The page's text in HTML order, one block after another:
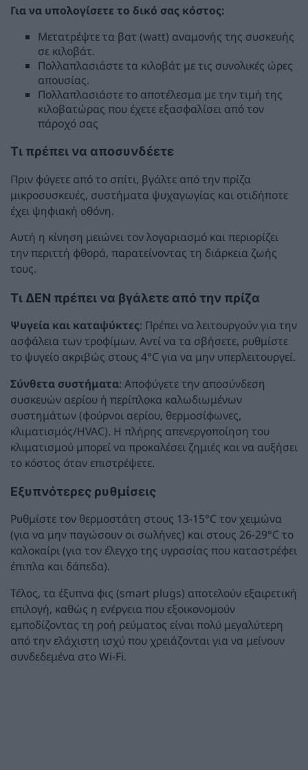
Για να υπολογίσετε το δικό σας κόστος:
Μετατρέψτε τα βατ (watt) αναμονής της συσκευής
σε κιλοβάτ.
Πολλαπλασιάστε τα κιλοβάτ με τις συνολικές ώρες
απουσίας.
Πολλαπλασιάστε το αποτέλεσμα με την τιμή της
κιλοβατώρας που έχετε εξασφαλίσει από τον
πάροχό σας
Τι πρέπει να αποσυνδέετε
Πριν φύγετε από το σπίτι, βγάλτε από την πρίζα
μικροσυσκευές, συστήματα ψυχαγωγίας και οτιδήποτε
έχει ψηφιακή οθόνη.
Αυτή η κίνηση μειώνει τον λογαριασμό και περιορίζει
την περιττή φθορά, παρατείνοντας τη διάρκεια ζωής
τους.
Τι ΔΕΝ πρέπει να βγάλετε από την πρίζα
Ψυγεία και καταψύκτες: Πρέπει να λειτουργούν για την
ασφάλεια των τροφίμων. Αντί να τα σβήσετε, ρυθμίστε
το ψυγείο ακριβώς στους 4°C για να μην υπερλειτουργεί.
Σύνθετα συστήματα: Αποφύγετε την αποσύνδεση
συσκευών αερίου ή περίπλοκα καλωδιωμένων
συστημάτων (φούρνοι αερίου, θερμοσίφωνες,
κλιματισμός/HVAC). Η πλήρης απενεργοποίηση του
κλιματισμού μπορεί να προκαλέσει ζημιές και να αυξήσει
το κόστος όταν επιστρέψετε.
Εξυπνότερες ρυθμίσεις
Ρυθμίστε τον θερμοστάτη στους 13-15°C τον χειμώνα
(για να μην παγώσουν οι σωλήνες) και στους 26-29°C το
καλοκαίρι (για τον έλεγχο της υγρασίας που καταστρέφει
έπιπλα και δάπεδα).
Τέλος, τα έξυπνα φις (smart plugs) αποτελούν εξαιρετική
επιλογή, καθώς η ενέργεια που εξοικονομούν
εμποδίζοντας τη ροή ρεύματος είναι πολύ μεγαλύτερη
από την ελάχιστη ισχύ που χρειάζονται για να μείνουν
συνδεδεμένα στο Wi-Fi.